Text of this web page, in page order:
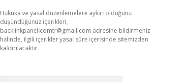
Hukuka ve yasal düzenlemelere aykırı olduğunu
düşündüğünüz içerikleri,
backlinkpanelicomtr@gmail.com adresine bildirmeniz
halinde, ilgili içerikler yasal süre içerisinde sitemizden
kaldırılacaktır.